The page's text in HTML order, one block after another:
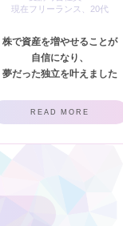
現在フリーランス、20代
株で資産を増やせることが
自信になり、
夢だった独立を叶えました
READ MORE